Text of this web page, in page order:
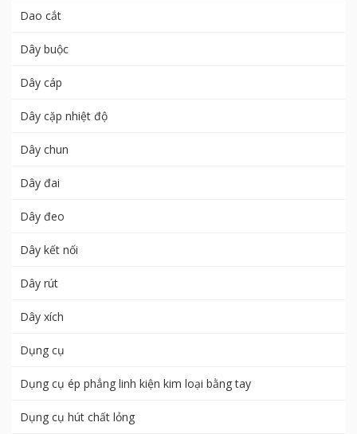
Dao cắt
Dây buộc
Dây cáp
Dây cặp nhiệt độ
Dây chun
Dây đai
Dây đeo
Dây kết nối
Dây rút
Dây xích
Dụng cụ
Dụng cụ ép phẳng linh kiện kim loại bằng tay
Dụng cụ hút chất lỏng